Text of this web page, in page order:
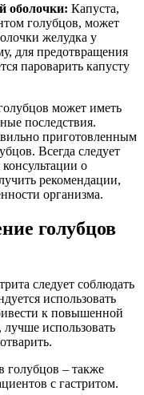
оболочки: Капуста,
голубцов, может
желудка у
для предотвращения
пароварить капусту
может иметь
последствия.
приготовленным
Всегда следует
о
рекомендации,
организма.
голубцов
следует соблюдать
использовать
к повышенной
использовать
голубцов – также
с гастритом.